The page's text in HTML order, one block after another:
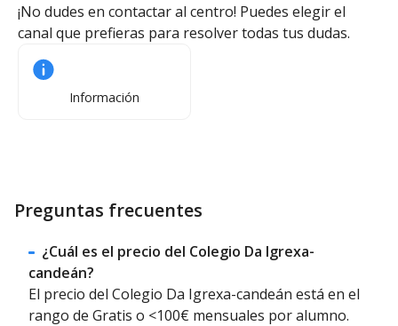
¡No dudes en contactar al centro! Puedes elegir el
canal que prefieras para resolver todas tus dudas.
Información
Preguntas frecuentes
¿Cuál es el precio del Colegio Da Igrexa-
candeán?
El precio del Colegio Da Igrexa-candeán está en el
rango de Gratis o <100€ mensuales por alumno.